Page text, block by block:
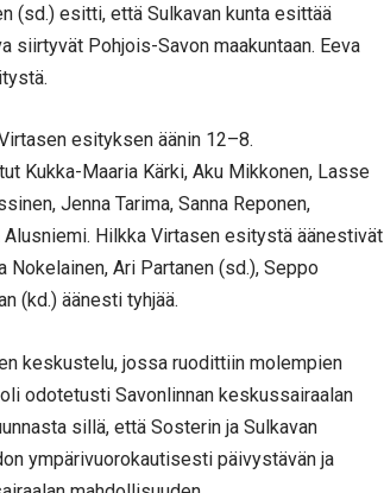
(sd.) esitti, että Sulkavan kunta esittää
siirtyvät Pohjois-Savon maakuntaan. Eeva
esityksen äänin 12–8.
Kukka-Maaria Kärki, Aku Mikkonen, Lasse
Jenna Tarima, Sanna Reponen,
Hilkka Virtasen esitystä äänestivät
Nokelainen, Ari Partanen (sd.), Seppo
(kd.) äänesti tyhjää.
keskustelu, jossa ruodittiin molempien
odotetusti Savonlinnan keskussairaalan
sillä, että Sosterin ja Sulkavan
ympärivuorokautisesti päivystävän ja